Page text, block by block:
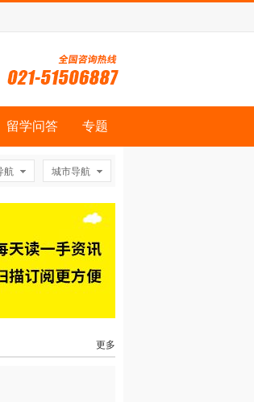
留学问答 专题
航 城市导航
更多